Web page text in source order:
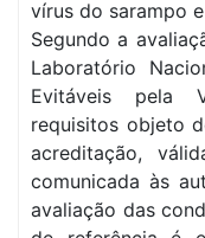
vírus do sarampo
Segundo a
Laboratório
Evitáveis pela
requisitos objeto
acreditação,
comunicada às
avaliação das